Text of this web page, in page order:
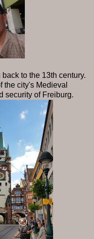
to the 13th century.
the city's Medieval
security of Freiburg.